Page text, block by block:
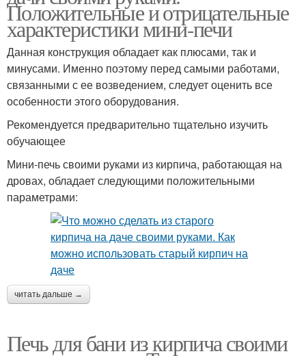
Положительные и отрицательные
характеристики мини-печи
Данная конструкция обладает как плюсами, так и
минусами. Именно поэтому перед самыми работами,
связанными с ее возведением, следует оценить все
особенности этого оборудования.
Рекомендуется предварительно тщательно изучить
обучающее
Мини-печь своими руками из кирпича, работающая на
дровах, обладает следующими положительными
параметрами:
читать дальше →
Печь для бани из кирпича своими